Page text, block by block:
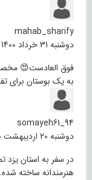
mahab_sharify
دوشنبه 31 خرداد 1400
فوق العادست😍
به یک بوستان برای
somayeh61_94
دوشنبه 20 اردیبهشت 1400
در سفر به استان یزد
هنرمندانه ساخته